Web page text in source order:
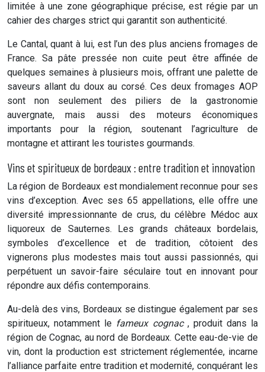
limitée à une zone géographique précise, est régie par un
cahier des charges strict qui garantit son authenticité.
Le Cantal, quant à lui, est l’un des plus anciens fromages de
France. Sa pâte pressée non cuite peut être affinée de
quelques semaines à plusieurs mois, offrant une palette de
saveurs allant du doux au corsé. Ces deux fromages AOP
sont non seulement des piliers de la gastronomie
auvergnate, mais aussi des moteurs économiques
importants pour la région, soutenant l’agriculture de
montagne et attirant les touristes gourmands.
Vins et spiritueux de bordeaux : entre tradition et innovation
La région de Bordeaux est mondialement reconnue pour ses
vins d’exception. Avec ses 65 appellations, elle offre une
diversité impressionnante de crus, du célèbre Médoc aux
liquoreux de Sauternes. Les grands châteaux bordelais,
symboles d’excellence et de tradition, côtoient des
vignerons plus modestes mais tout aussi passionnés, qui
perpétuent un savoir-faire séculaire tout en innovant pour
répondre aux défis contemporains.
Au-delà des vins, Bordeaux se distingue également par ses
spiritueux, notamment le fameux cognac , produit dans la
région de Cognac, au nord de Bordeaux. Cette eau-de-vie de
vin, dont la production est strictement réglementée, incarne
l’alliance parfaite entre tradition et modernité, conquérant les